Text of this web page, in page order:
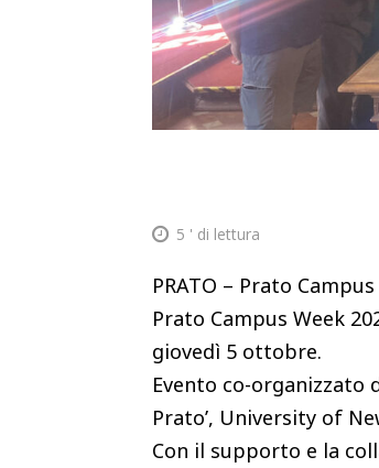
5 ' di lettura
PRATO – Prato
Prato Campus Week
giovedì 5 ottobre.
Evento co-organizzato
Prato’, University of
Con il supporto e la